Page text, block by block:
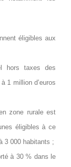
éligibles aux
hors taxes des
1 million d’euros
zone rurale est
éligibles à ce
3 000 habitants ;
à 30 % dans le